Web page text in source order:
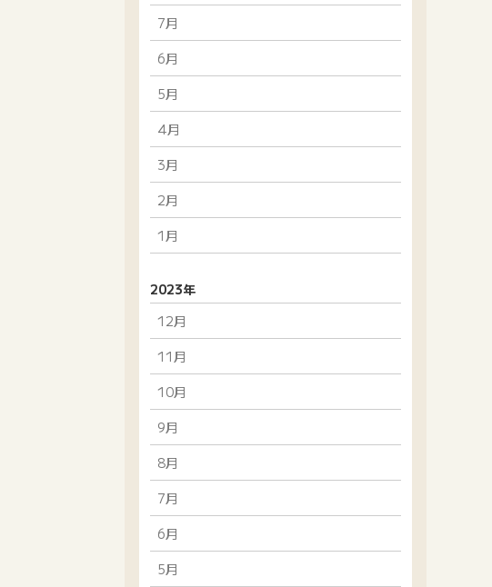
7月
6月
5月
4月
3月
2月
1月
2023年
12月
11月
10月
9月
8月
7月
6月
5月